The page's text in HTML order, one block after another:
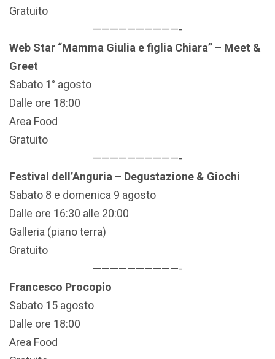
Gratuito
——————————-
Web Star “Mamma Giulia e figlia Chiara” – Meet &
Greet
Sabato 1° agosto
Dalle ore 18:00
Area Food
Gratuito
——————————-
Festival dell’Anguria – Degustazione & Giochi
Sabato 8 e domenica 9 agosto
Dalle ore 16:30 alle 20:00
Galleria (piano terra)
Gratuito
——————————-
Francesco Procopio
Sabato 15 agosto
Dalle ore 18:00
Area Food